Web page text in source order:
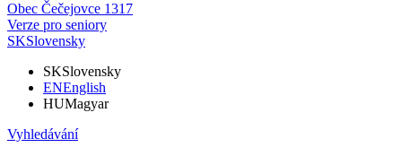
Obec Čečejovce 1317
Verze pro seniory
SKSlovensky
SKSlovensky
ENEnglish
HUMagyar
Vyhledávání